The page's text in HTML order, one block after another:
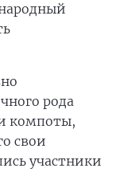
рода
компоты,
свои
участники